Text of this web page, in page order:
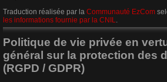
Traduction réalisée par la Communauté EzCom
les informations fournie par la CNIL.
Politique de vie privée en
général sur la protection des
(RGPD / GDPR)